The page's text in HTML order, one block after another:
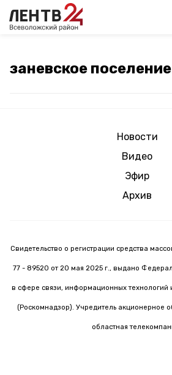
Новости
Видео
Эфир
Архив
Свидетельство о регистрации средства
77 - 89520 от 20 мая 2025 г., выдано
в сфере связи, информационных технологий
(Роскомнадзор). Учредитель акционерное
областная